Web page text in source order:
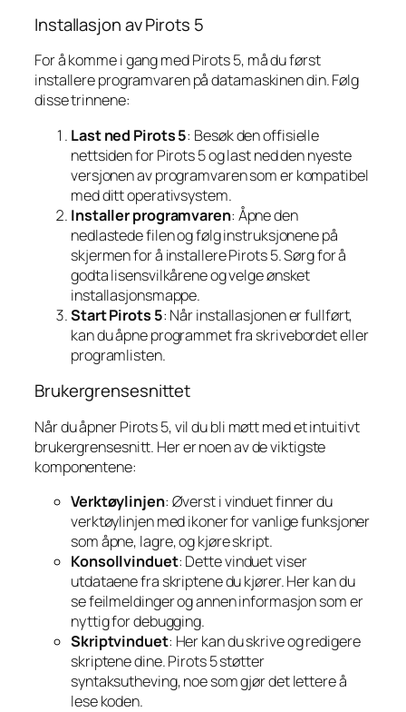
Installasjon av Pirots 5
For å komme i gang med Pirots 5, må du først
installere programvaren på datamaskinen din. Følg
disse trinnene:
Last ned Pirots 5: Besøk den offisielle
nettsiden for Pirots 5 og last ned den nyeste
versjonen av programvaren som er kompatibel
med ditt operativsystem.
Installer programvaren: Åpne den
nedlastede filen og følg instruksjonene på
skjermen for å installere Pirots 5. Sørg for å
godta lisensvilkårene og velge ønsket
installasjonsmappe.
Start Pirots 5: Når installasjonen er fullført,
kan du åpne programmet fra skrivebordet eller
programlisten.
Brukergrensesnittet
Når du åpner Pirots 5, vil du bli møtt med et intuitivt
brukergrensesnitt. Her er noen av de viktigste
komponentene:
Verktøylinjen: Øverst i vinduet finner du
verktøylinjen med ikoner for vanlige funksjoner
som åpne, lagre, og kjøre skript.
Konsollvinduet: Dette vinduet viser
utdataene fra skriptene du kjører. Her kan du
se feilmeldinger og annen informasjon som er
nyttig for debugging.
Skriptvinduet: Her kan du skrive og redigere
skriptene dine. Pirots 5 støtter
syntaksutheving, noe som gjør det lettere å
lese koden.